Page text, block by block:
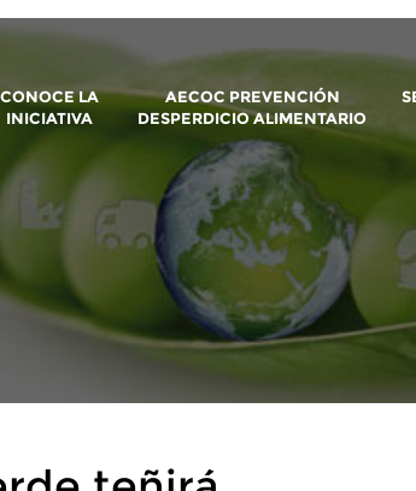
CONOCE LA
INICIATIVA
AECOC PREVENCIÓN
DESPERDICIO ALIMENTARIO